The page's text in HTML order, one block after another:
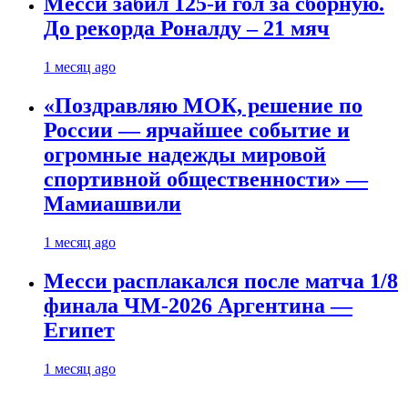
До рекорда Роналду – 21 мяч
1 месяц ago
«Поздравляю МОК, решение по
России — ярчайшее событие и
огромные надежды мировой
спортивной общественности» —
Мамиашвили
1 месяц ago
Месси расплакался после матча 1/8
финала ЧМ-2026 Аргентина —
Египет
1 месяц ago